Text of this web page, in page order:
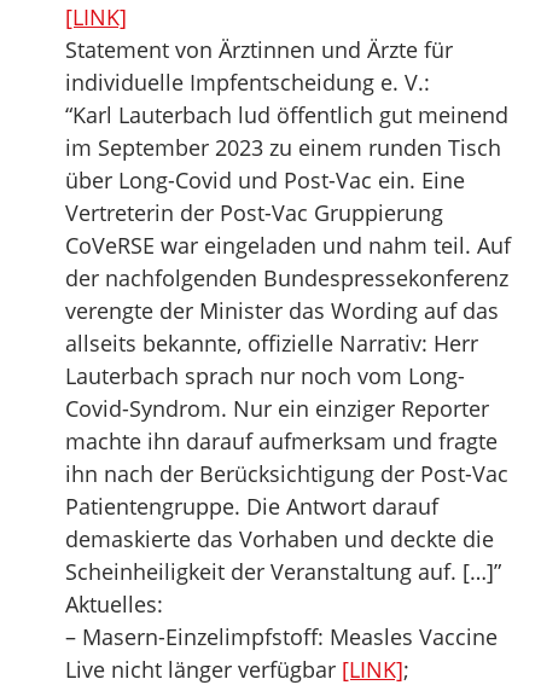
[LINK]
Statement von Ärztinnen und Ärzte für
individuelle Impfentscheidung e. V.:
“Karl Lauterbach lud öffentlich gut meinend
im September 2023 zu einem runden Tisch
über Long-Covid und Post-Vac ein. Eine
Vertreterin der Post-Vac Gruppierung
CoVeRSE war eingeladen und nahm teil. Auf
der nachfolgenden Bundespressekonferenz
verengte der Minister das Wording auf das
allseits bekannte, offizielle Narrativ: Herr
Lauterbach sprach nur noch vom Long-
Covid-Syndrom. Nur ein einziger Reporter
machte ihn darauf aufmerksam und fragte
ihn nach der Berücksichtigung der Post-Vac
Patientengruppe. Die Antwort darauf
demaskierte das Vorhaben und deckte die
Scheinheiligkeit der Veranstaltung auf. […]”
Aktuelles:
– Masern-Einzelimpfstoff: Measles Vaccine
Live nicht länger verfügbar [LINK];